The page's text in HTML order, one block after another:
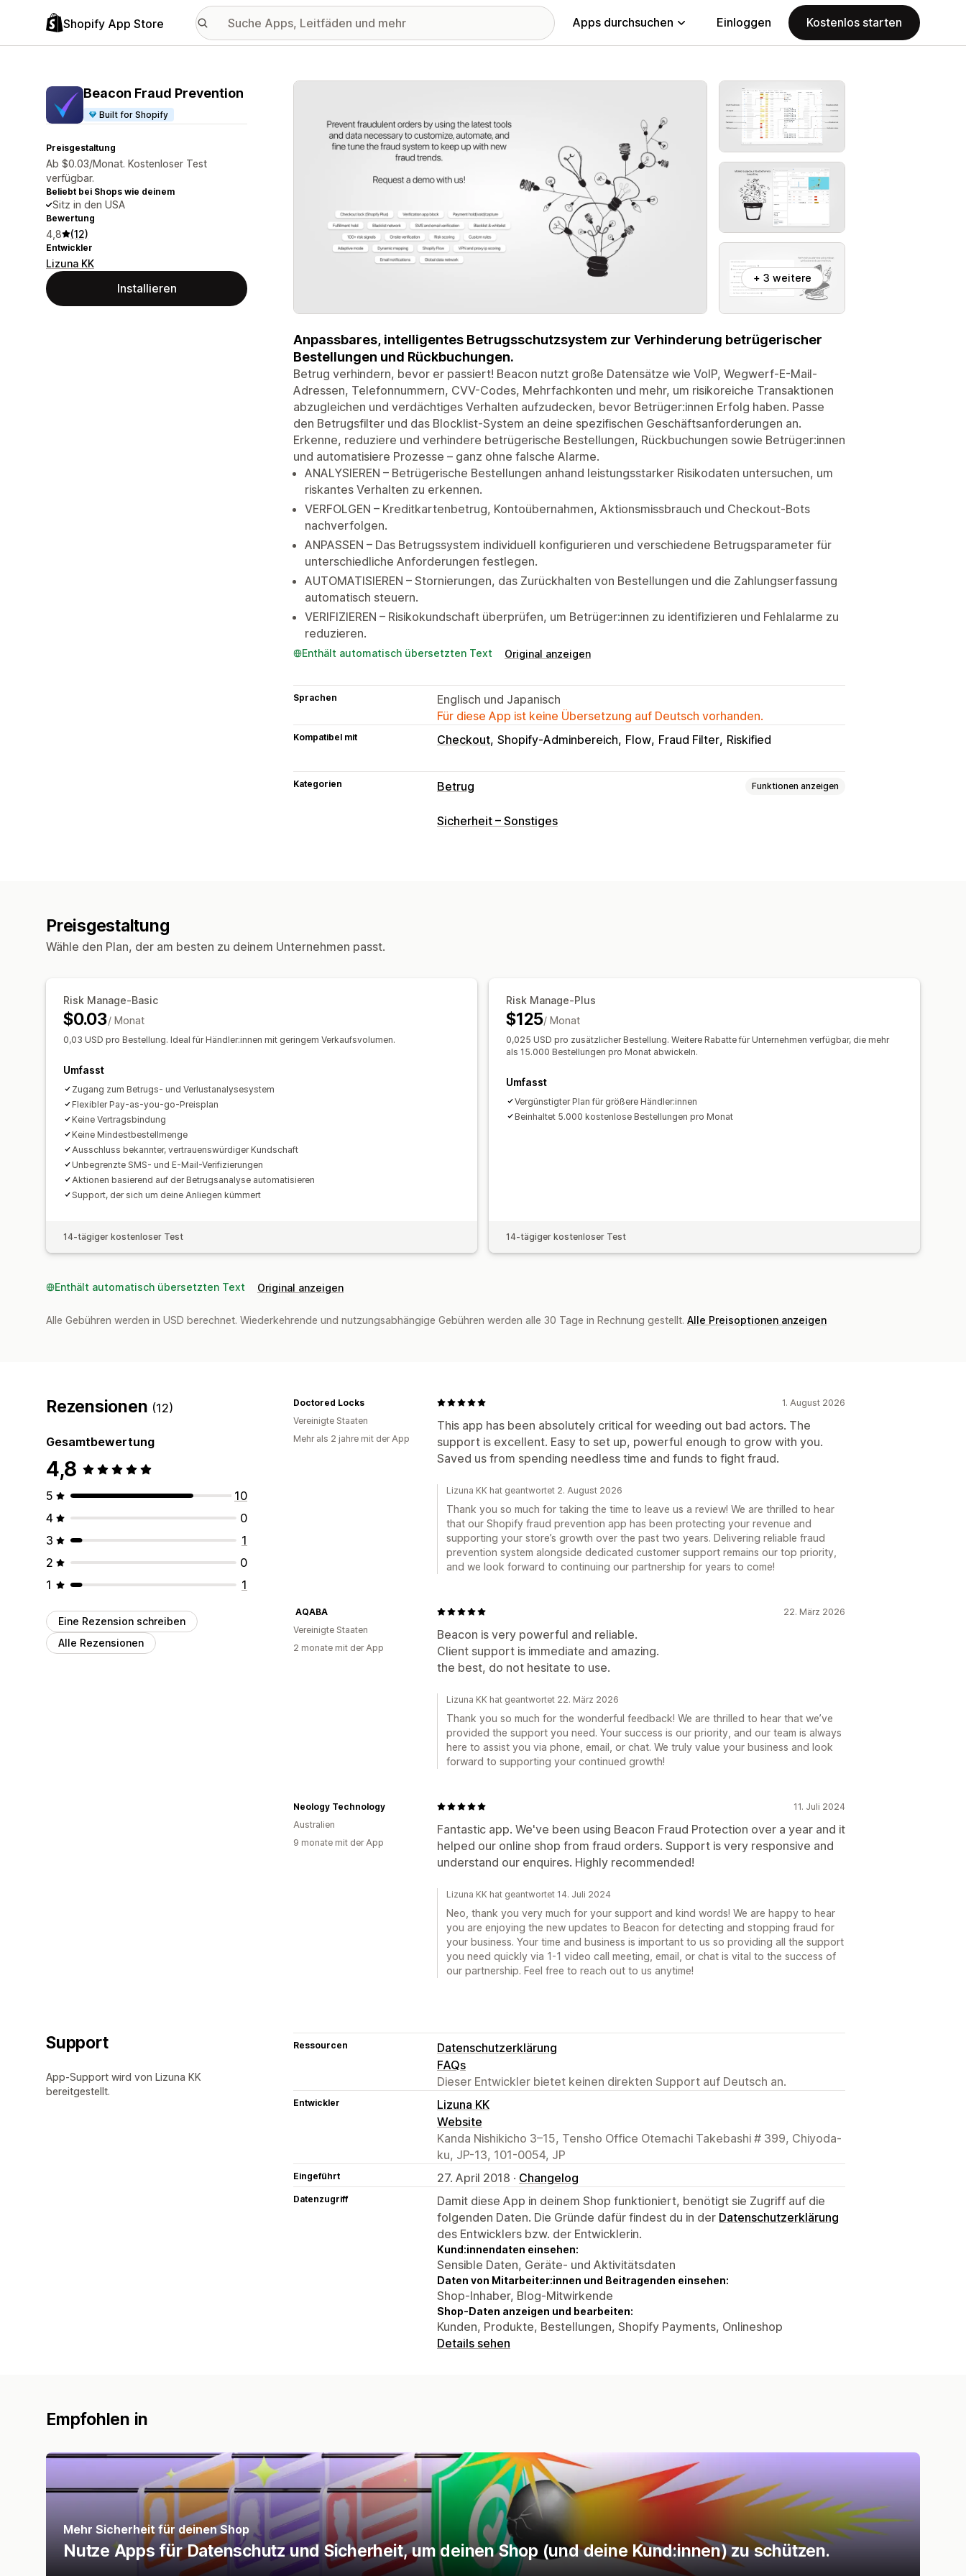
Shopify App Store Apps durchsuchen Einloggen Kostenlos starten
Beacon Fraud Prevention
Built for Shopify
Preisgestaltung
Ab $0.03/Monat. Kostenloser Test
verfügbar.
Beliebt bei Shops wie deinem
Sitz in den USA
Bewertung
4,8 (12)
Entwickler
Lizuna KK
Installieren
Vorgestellte Bildergalerie
+ 3 weitere
Anpassbares, intelligentes Betrugsschutzsystem zur Verhinderung betrügerischer
Bestellungen und Rückbuchungen.
Betrug verhindern, bevor er passiert! Beacon nutzt große Datensätze wie VoIP, Wegwerf-E-Mail-
Adressen, Telefonnummern, CVV-Codes, Mehrfachkonten und mehr, um risikoreiche Transaktionen
abzugleichen und verdächtiges Verhalten aufzudecken, bevor Betrüger:innen Erfolg haben. Passe
den Betrugsfilter und das Blocklist-System an deine spezifischen Geschäftsanforderungen an.
Erkenne, reduziere und verhindere betrügerische Bestellungen, Rückbuchungen sowie Betrüger:innen
und automatisiere Prozesse – ganz ohne falsche Alarme.
ANALYSIEREN – Betrügerische Bestellungen anhand leistungsstarker Risikodaten untersuchen, um
riskantes Verhalten zu erkennen.
VERFOLGEN – Kreditkartenbetrug, Kontoübernahmen, Aktionsmissbrauch und Checkout-Bots
nachverfolgen.
ANPASSEN – Das Betrugssystem individuell konfigurieren und verschiedene Betrugsparameter für
unterschiedliche Anforderungen festlegen.
AUTOMATISIEREN – Stornierungen, das Zurückhalten von Bestellungen und die Zahlungserfassung
automatisch steuern.
VERIFIZIEREN – Risikokundschaft überprüfen, um Betrüger:innen zu identifizieren und Fehlalarme zu
reduzieren.
Enthält automatisch übersetzten Text Original anzeigen
Sprachen
Englisch und Japanisch
Für diese App ist keine Übersetzung auf Deutsch vorhanden.
Kompatibel mit Checkout Shopify-Adminbereich Flow Fraud Filter Riskified
Kategorien Betrug Funktionen anzeigen
Betrugsarten
Automatisierte Workflows
Benachrichtigungen und Analysen
Hochrisikobenachrichtigungen
Rückbuchungsbenachrichtigungen
Verdächtige Aktivitäten Benutzerdefinierte Benachrichtigungen
Risikoberichte App-Benachrichtigungen
SMS-Benachrichtigungen
Sicherheit – Sonstiges
Preisgestaltung
Wähle den Plan, der am besten zu deinem Unternehmen passt.
Risk Manage-Basic
$0.03/ Monat
0,03 USD pro Bestellung. Ideal für Händler:innen mit geringem Verkaufsvolumen.
Umfasst
Zugang zum Betrugs- und Verlustanalysesystem
Flexibler Pay-as-you-go-Preisplan
Keine Vertragsbindung
Keine Mindestbestellmenge
Ausschluss bekannter, vertrauenswürdiger Kundschaft
Unbegrenzte SMS- und E-Mail-Verifizierungen
Aktionen basierend auf der Betrugsanalyse automatisieren
Support, der sich um deine Anliegen kümmert
14-tägiger kostenloser Test
Risk Manage-Plus
$125/ Monat
0,025 USD pro zusätzlicher Bestellung. Weitere Rabatte für Unternehmen verfügbar, die mehr
als 15.000 Bestellungen pro Monat abwickeln.
Umfasst
Vergünstigter Plan für größere Händler:innen
Beinhaltet 5.000 kostenlose Bestellungen pro Monat
14-tägiger kostenloser Test
Enthält automatisch übersetzten Text Original anzeigen
Alle Gebühren werden in USD berechnet. Wiederkehrende und nutzungsabhängige Gebühren werden alle 30 Tage in Rechnung gestellt. Alle Preisoptionen anzeigen
Rezensionen (12)
Gesamtbewertung
4,8
5
10
4
0
3
1
2
0
1
1
Eine Rezension schreiben
Alle Rezensionen
1. August 2026
This app has been absolutely critical for weeding out bad actors. The
support is excellent. Easy to set up, powerful enough to grow with you.
Saved us from spending needless time and funds to fight fraud.
Doctored Locks
Vereinigte Staaten
Mehr als 2 jahre mit der App
Lizuna KK hat geantwortet 2. August 2026
Thank you so much for taking the time to leave us a review! We are thrilled to hear
that our Shopify fraud prevention app has been protecting your revenue and
supporting your store’s growth over the past two years. Delivering reliable fraud
prevention system alongside dedicated customer support remains our top priority,
and we look forward to continuing our partnership for years to come!
22. März 2026
Beacon is very powerful and reliable.
Client support is immediate and amazing.
the best, do not hesitate to use.
AQABA
Vereinigte Staaten
2 monate mit der App
Lizuna KK hat geantwortet 22. März 2026
Thank you so much for the wonderful feedback! We are thrilled to hear that we’ve
provided the support you need. Your success is our priority, and our team is always
here to assist you via phone, email, or chat. We truly value your business and look
forward to supporting your continued growth!
11. Juli 2024
Fantastic app. We've been using Beacon Fraud Protection over a year and it
helped our online shop from fraud orders. Support is very responsive and
understand our enquires. Highly recommended!
Neology Technology
Australien
9 monate mit der App
Lizuna KK hat geantwortet 14. Juli 2024
Neo, thank you very much for your support and kind words! We are happy to hear
you are enjoying the new updates to Beacon for detecting and stopping fraud for
your business. Your time and business is important to us so providing all the support
you need quickly via 1-1 video call meeting, email, or chat is vital to the success of
our partnership. Feel free to reach out to us anytime!
Support
App-Support wird von Lizuna KK
bereitgestellt.
Ressourcen
Datenschutzerklärung
FAQs
Dieser Entwickler bietet keinen direkten Support auf Deutsch an.
Entwickler
Lizuna KK
Website
Kanda Nishikicho 3–15, Tensho Office Otemachi Takebashi # 399, Chiyoda-
ku, JP-13, 101-0054, JP
Eingeführt 27. April 2018 · Changelog
Datenzugriff
Damit diese App in deinem Shop funktioniert, benötigt sie Zugriff auf die
folgenden Daten. Die Gründe dafür findest du in der Datenschutzerklärung
des Entwicklers bzw. der Entwicklerin.
Kund:innendaten einsehen:
Sensible Daten, Geräte- und Aktivitätsdaten
Daten von Mitarbeiter:innen und Beitragenden einsehen:
Shop-Inhaber, Blog-Mitwirkende
Shop-Daten anzeigen und bearbeiten:
Kunden, Produkte, Bestellungen, Shopify Payments, Onlineshop
Details sehen
Empfohlen in
Mehr Sicherheit für deinen Shop
Nutze Apps für Datenschutz und Sicherheit, um deinen Shop (und deine Kund:innen) zu schützen.